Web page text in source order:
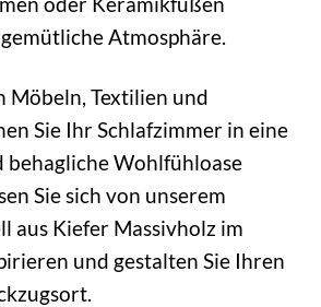
Atmosphäre.
Möbeln, Textilien und
Sie Ihr Schlafzimmer in eine
behagliche Wohlfühloase
Sie sich von unserem
aus Kiefer Massivholz im
und gestalten Sie Ihren